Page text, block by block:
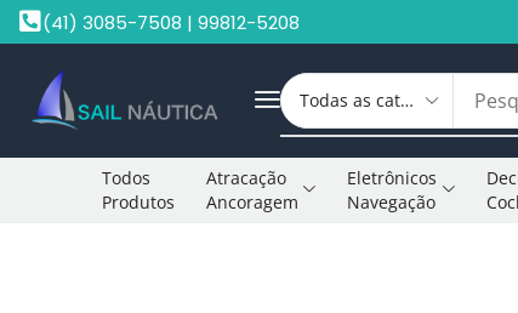
(41) 3085-7508 | 99812-5208
Todos
Produtos
Atracação
Ancoragem
Eletrônicos
Navegação